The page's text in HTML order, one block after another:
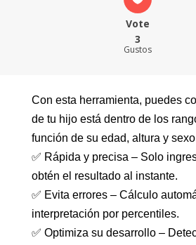
Vote
3
Gustos
Con esta herramienta, puedes
de tu hijo está dentro de los
función de su edad, altura y
✅ Rápida y precisa – Solo
obtén el resultado al instante.
✅ Evita errores – Cálculo
interpretación por percentiles.
✅ Optimiza su desarrollo –